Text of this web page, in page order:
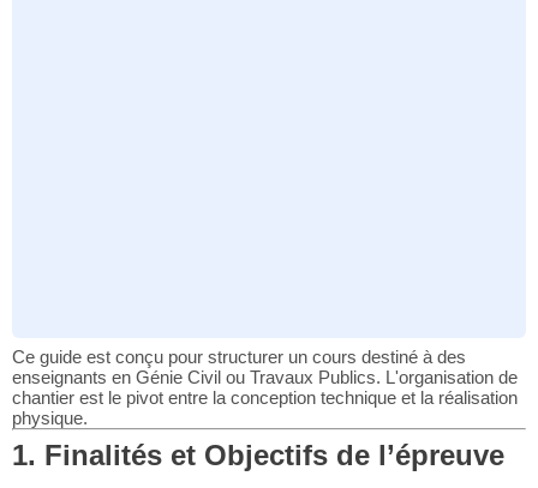
Ce guide est conçu pour structurer un cours destiné à des
enseignants en Génie Civil ou Travaux Publics. L'organisation de
chantier est le pivot entre la conception technique et la réalisation
physique.
1. Finalités et Objectifs de l’épreuve